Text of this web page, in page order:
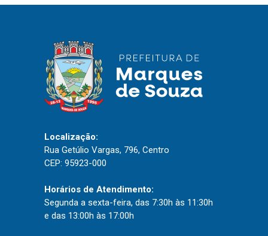
Serviços
Nota Fiscal Eletrônica
Ouvidoria
Portal do Cidadão
Portal do Servidor
Publicações
Diário Oficial (Novo)
Diário Oficial (Até 30/04)
Localização:
Rua Getúlio Vargas, 796, Centro
CEP: 95923-000
Horários de Atendimento:
Segunda a sexta-feira, das 7:30h às 11:30h
e das 13:00h às 17:00h